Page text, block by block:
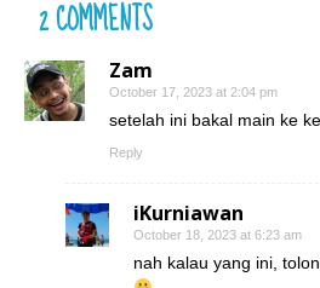
2 COMMENTS
Zam
October 17, 2023 at 2:04 pm
setelah ini bakal main ke
Reply
iKurniawan
October 18, 2023 at 6:23 am
nah kalau yang ini,